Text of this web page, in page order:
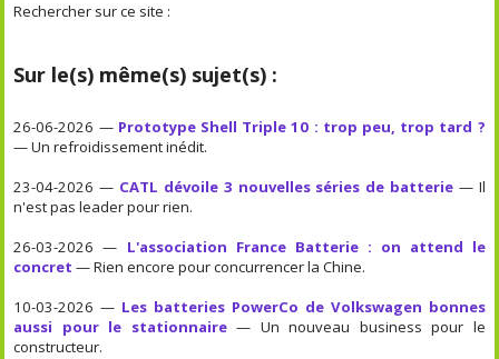
Rechercher sur ce site :
Sur le(s) même(s) sujet(s) :
26-06-2026 — Prototype Shell Triple 10 : trop peu, trop tard ?
— Un refroidissement inédit.
23-04-2026 — CATL dévoile 3 nouvelles séries de batterie— Il
n'est pas leader pour rien.
26-03-2026 — L'association France Batterie : on attend le
concret — Rien encore pour concurrencer la Chine.
10-03-2026 — Les batteries PowerCo de Volkswagen bonnes
aussi pour le stationnaire— Un nouveau business pour le
constructeur.